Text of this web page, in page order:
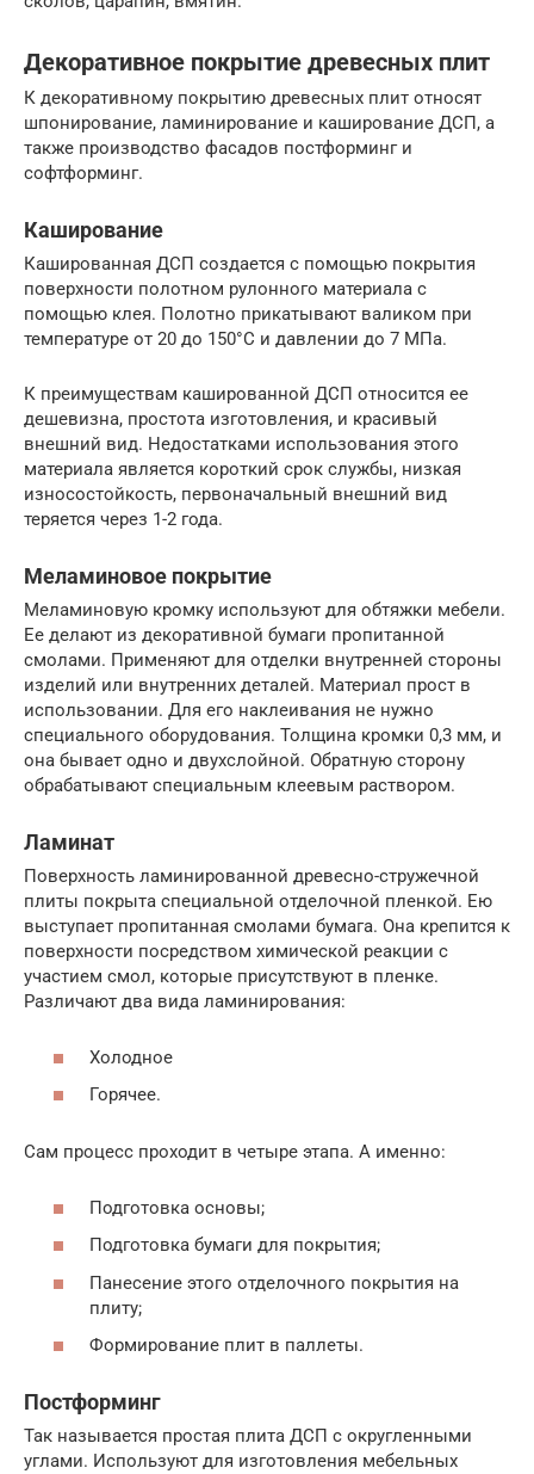
Декоративное покрытие древесных плит
К декоративному покрытию древесных плит относят
шпонирование, ламинирование и каширование ДСП, а
также производство фасадов постформинг и
софтформинг.
Каширование
Кашированная ДСП создается с помощью покрытия
поверхности полотном рулонного материала с
помощью клея. Полотно прикатывают валиком при
температуре от 20 до 150°С и давлении до 7 МПа.
К преимуществам кашированной ДСП относится ее
дешевизна, простота изготовления, и красивый
внешний вид. Недостатками использования этого
материала является короткий срок службы, низкая
износостойкость, первоначальный внешний вид
теряется через 1-2 года.
Меламиновое покрытие
Меламиновую кромку используют для обтяжки мебели.
Ее делают из декоративной бумаги пропитанной
смолами. Применяют для отделки внутренней стороны
изделий или внутренних деталей. Материал прост в
использовании. Для его наклеивания не нужно
специального оборудования. Толщина кромки 0,3 мм, и
она бывает одно и двухслойной. Обратную сторону
обрабатывают специальным клеевым раствором.
Ламинат
Поверхность ламинированной древесно-стружечной
плиты покрыта специальной отделочной пленкой. Ею
выступает пропитанная смолами бумага. Она крепится к
поверхности посредством химической реакции с
участием смол, которые присутствуют в пленке.
Различают два вида ламинирования:
Холодное
Горячее.
Сам процесс проходит в четыре этапа. А именно:
Подготовка основы;
Подготовка бумаги для покрытия;
Панесение этого отделочного покрытия на
плиту;
Формирование плит в паллеты.
Постформинг
Так называется простая плита ДСП с округленными
углами. Используют для изготовления мебельных